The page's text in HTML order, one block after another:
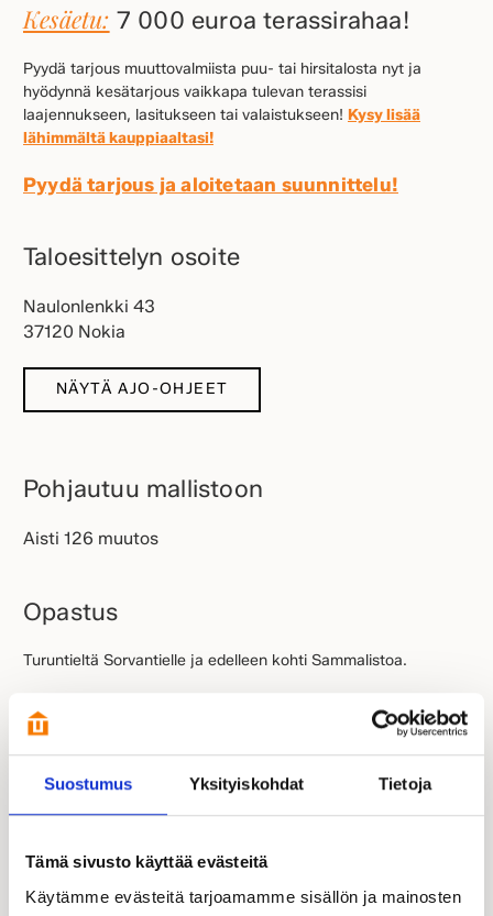
Suostumus Yksityiskohdat Tietoja
Tämä sivusto käyttää evästeitä
Käytämme evästeitä tarjoamamme sisällön ja mainosten
Kesäetu: 7 000 euroa terassirahaa!
Pyydä tarjous muuttovalmiista puu- tai hirsitalosta nyt ja
hyödynnä kesätarjous vaikkapa tulevan terassisi
laajennukseen, lasitukseen tai valaistukseen! Kysy lisää
lähimmältä kauppiaaltasi!
Pyydä tarjous ja aloitetaan suunnittelu!
Taloesittelyn osoite
Naulonlenkki 43
37120 Nokia
NÄYTÄ AJO-OHJEET
Pohjautuu mallistoon
Aisti 126 muutos
Opastus
Turuntieltä Sorvantielle ja edelleen kohti Sammalistoa.
Esittelyssä paikalla: